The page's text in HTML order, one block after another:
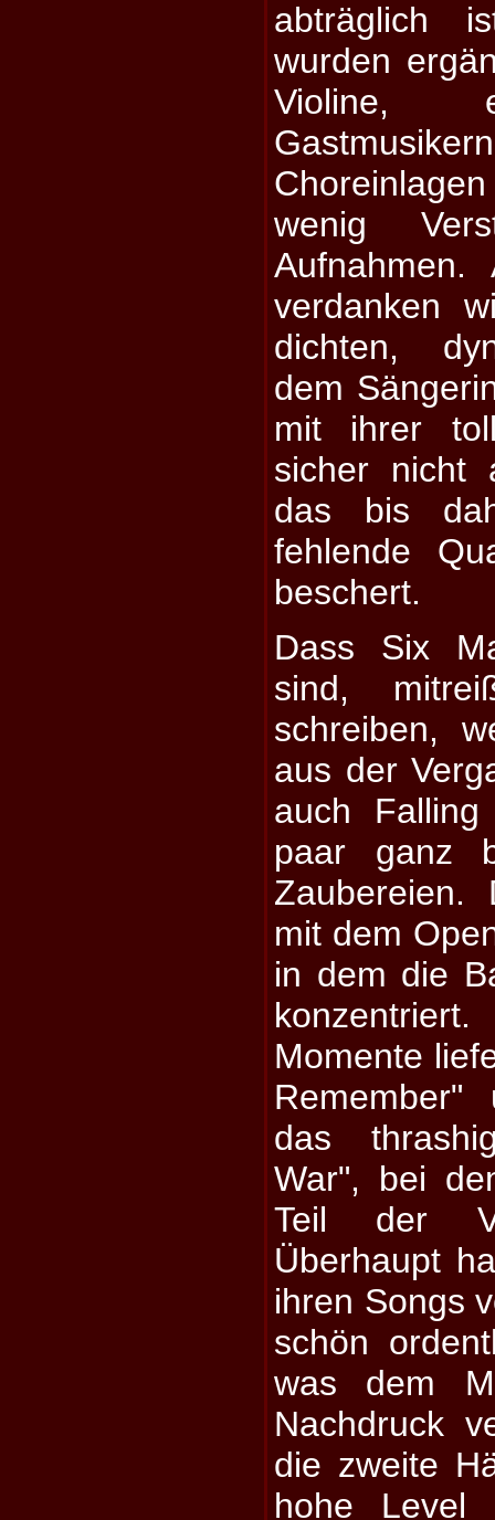
abträglich
wurden
Violine,
wenig
verdanken
dichten,
dem
mit ihrer
sicher nicht
das bis
fehlende
beschert.
Dass Six
sind,
schreiben,
aus der
auch
paar ganz
Zaubereien.
mit dem
in dem die
Momente
das
War", bei
Teil der
Überhaupt
ihren Songs
schön
was dem
Nachdruck
die zweite
hohe Level